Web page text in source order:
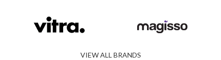
VIEW ALL BRANDS